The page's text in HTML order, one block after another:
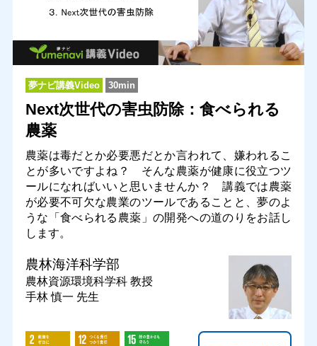
夢ナビ講義Video 30min
Next次世代の害虫防除：食べられる
農薬
農薬は毒だとか必要悪だとか言われて、嫌われるこ
とが多いですよね？ そんな農薬が健康に役立つツ
ールになればいいと思いませんか？ 講義では農薬
が必要不可欠な農業のツールであることと、夢のよ
うな「食べられる農薬」の開発への道のりをお話し
します。
農林海洋科学部
農林資源環境科学科 教授
手林 慎一 先生